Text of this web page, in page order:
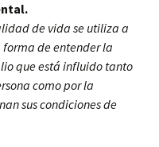
de vida se utiliza a
de entender la
que está influidotanto
como por la
sus condiciones de